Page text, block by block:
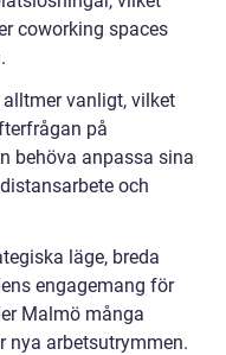
coworking spaces
vanligt, vilket
på
behöva anpassa sina
och
läge, breda
engagemang för
Malmö många
nya arbetsutrymmen.